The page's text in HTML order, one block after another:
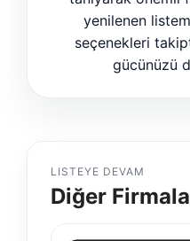
yenilenen
seçenekleri
gücünüzü
LISTEYE DEVAM
Diğer